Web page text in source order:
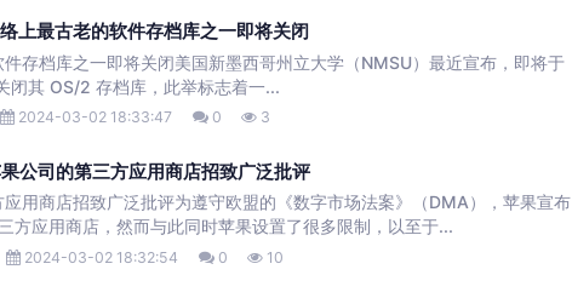
上最古老的软件存档库之一即将关闭
存档库之一即将关闭美国新墨西哥州立大学（NMSU）最近宣布，即将于
闭其 OS/2 存档库，此举标志着一...
2024-03-02 18:33:47 0 3
公司的第三方应用商店招致广泛批评
用商店招致广泛批评为遵守欧盟的《数字市场法案》（DMA），苹果宣布
方应用商店，然而与此同时苹果设置了很多限制，以至于...
2024-03-02 18:32:54 0 10